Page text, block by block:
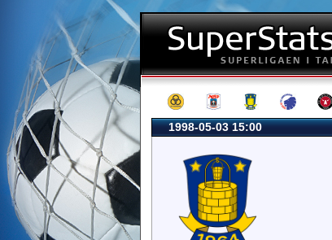
1998-05-03 15:00